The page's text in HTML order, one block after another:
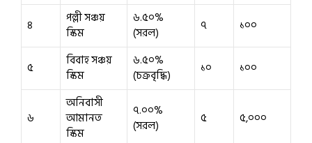
৪
পল্লী সঞ্চয়
স্কিম
৬.৫০%
(সরল)
৭ ১০০
৫
বিবাহ সঞ্চয়
স্কিম
৬.৫০%
(চক্রবৃদ্ধি)
১০ ১০০
৬
অনিবাসী
আমানত
স্কিম
৭.০০%
(সরল)
৫ ৫,০০০